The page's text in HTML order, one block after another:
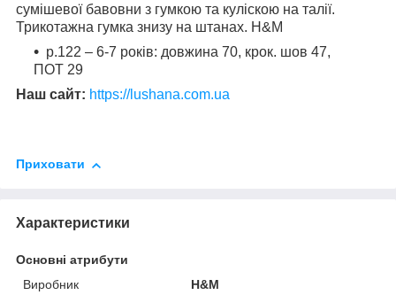
сумішевої бавовни з гумкою та куліскою на талії.
Трикотажна гумка знизу на штанах. H&M
р.122 – 6-7 років: довжина 70, крок. шов 47,
ПОТ 29
Наш сайт: https://lushana.com.ua
Приховати
Характеристики
Основні атрибути
Виробник
H&M